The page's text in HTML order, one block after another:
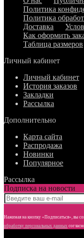
Политика
Политика
Доставка
Как оформить
Таблица размеров
Личный кабинет
Личный кабинет
История заказов
Закладки
Рассылка
Дополнительно
Карта сайта
Распродажа
Новинки
Популярное
Рассылка
Подписка на новости
Нажимая на кнопку «Подписаться», вы
обработку персональных данных